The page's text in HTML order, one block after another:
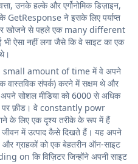
उनके हल्के और एर्गोनोमिक डिज़ाइन,
ने इसके लिए पर्याप्त
खोजने से पहले एक many different
ऐसा नहीं लगा जैसे कि वे साइट का एक
small amount of time में वे अपने
वास्तविक संपर्क) करने में सक्षम थे और
सोशल मीडिया को 6000 से अधिक
पर फ़ीड। वे constantly powr
के लिए एक दृश्य तरीके के रूप में हैं
जीवन में उत्पाद कैसे दिखते हैं। यह अपने
और ग्राहकों को एक बेहतरीन ऑन-साइट
on कि विज़िटर जिन्होंने अपनी साइट